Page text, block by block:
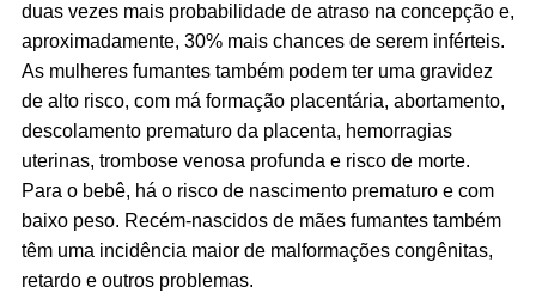
duas vezes mais probabilidade de atraso na concepção e,
aproximadamente, 30% mais chances de serem inférteis.
As mulheres fumantes também podem ter uma gravidez
de alto risco, com má formação placentária, abortamento,
descolamento prematuro da placenta, hemorragias
uterinas, trombose venosa profunda e risco de morte.
Para o bebê, há o risco de nascimento prematuro e com
baixo peso. Recém-nascidos de mães fumantes também
têm uma incidência maior de malformações congênitas,
retardo e outros problemas.